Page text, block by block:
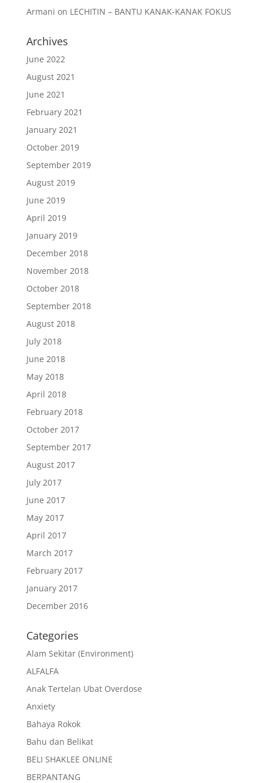
Armani on LECHITIN – BANTU KANAK-KANAK FOKUS
Archives
June 2022
August 2021
June 2021
February 2021
January 2021
October 2019
September 2019
August 2019
June 2019
April 2019
January 2019
December 2018
November 2018
October 2018
September 2018
August 2018
July 2018
June 2018
May 2018
April 2018
February 2018
October 2017
September 2017
August 2017
July 2017
June 2017
May 2017
April 2017
March 2017
February 2017
January 2017
December 2016
Categories
Alam Sekitar (Environment)
ALFALFA
Anak Tertelan Ubat Overdose
Anxiety
Bahaya Rokok
Bahu dan Belikat
BELI SHAKLEE ONLINE
BERPANTANG